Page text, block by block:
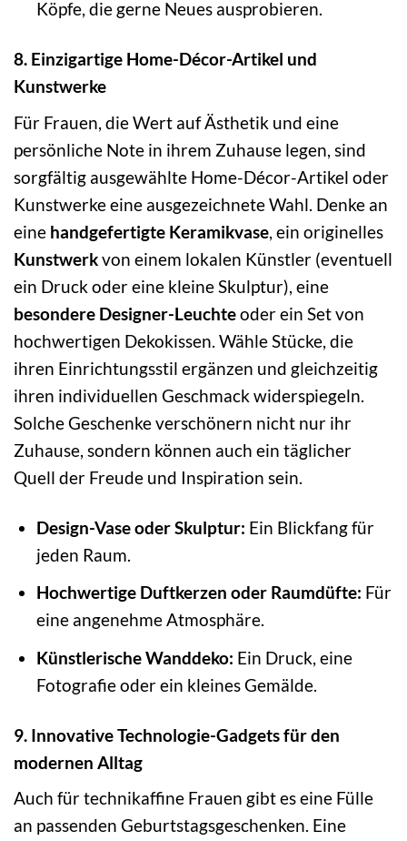
Köpfe, die gerne Neues ausprobieren.
8. Einzigartige Home-Décor-Artikel und
Kunstwerke
Für Frauen, die Wert auf Ästhetik und eine
persönliche Note in ihrem Zuhause legen, sind
sorgfältig ausgewählte Home-Décor-Artikel oder
Kunstwerke eine ausgezeichnete Wahl. Denke an
eine handgefertigte Keramikvase, ein originelles
Kunstwerkvon einem lokalen Künstler (eventuell
ein Druck oder eine kleine Skulptur), eine
besondere Designer-Leuchteoder ein Set von
hochwertigen Dekokissen. Wähle Stücke, die
ihren Einrichtungsstil ergänzen und gleichzeitig
ihren individuellen Geschmack widerspiegeln.
Solche Geschenke verschönern nicht nur ihr
Zuhause, sondern können auch ein täglicher
Quell der Freude und Inspiration sein.
Design-Vase oder Skulptur: Ein Blickfang für
jeden Raum.
Hochwertige Duftkerzen oder Raumdüfte: Für
eine angenehme Atmosphäre.
Künstlerische Wanddeko: Ein Druck, eine
Fotografie oder ein kleines Gemälde.
9. Innovative Technologie-Gadgets für den
modernen Alltag
Auch für technikaffine Frauen gibt es eine Fülle
an passenden Geburtstagsgeschenken. Eine